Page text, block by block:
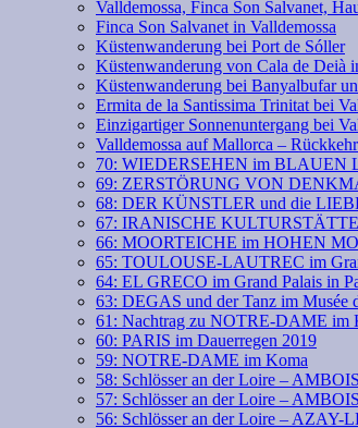
Valldemossa, Finca Son Salvanet,
Finca Son Salvanet in Valldemossa
Küstenwanderung bei Port de Sóller
Küstenwanderung von Cala de Deià
Küstenwanderung bei Banyalbufar
Ermita de la Santissima Trinitat bei
Einzigartiger Sonnenuntergang bei
Valldemossa auf Mallorca –
70: WIEDERSEHEN im BLAUEN
69: ZERSTÖRUNG VON
68: DER KÜNSTLER und die
67: IRANISCHE
66: MOORTEICHE im HOHEN
65: TOULOUSE-LAUTREC im
64: EL GRECO im Grand Palais in
63: DEGAS und der Tanz im Musée
61: Nachtrag zu NOTRE-DAME im
60: PARIS im Dauerregen 2019
59: NOTRE-DAME im Koma
58: Schlösser an der Loire –
57: Schlösser an der Loire –
56: Schlösser an der Loire – AZAY-